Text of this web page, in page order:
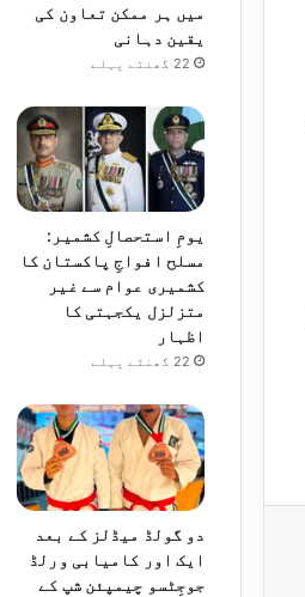
میں ہر ممکن تعاون کی
یقین دہانی
22 گھنٹے پہلے
یومِ استحصالِ کشمیر:
مسلح افواجِ پاکستان کا
کشمیری عوام سے غیر
متزلزل یکجہتی کا
اظہار
22 گھنٹے پہلے
دو گولڈ میڈلز کے بعد
ایک اور کامیابی ورلڈ
جوجِٹسو چیمپئن شپ کے